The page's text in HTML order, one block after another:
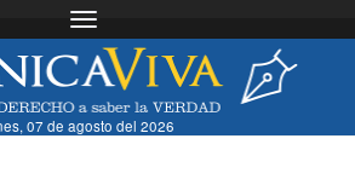
Toggle navigation
07 de agosto del 2026